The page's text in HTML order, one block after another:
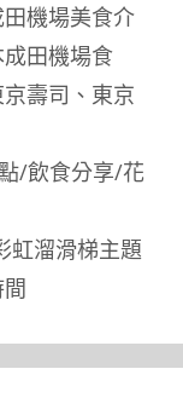
田機場美食介
成田機場食
京壽司 、 東京
/飲食分享/花
虹溜滑梯主題